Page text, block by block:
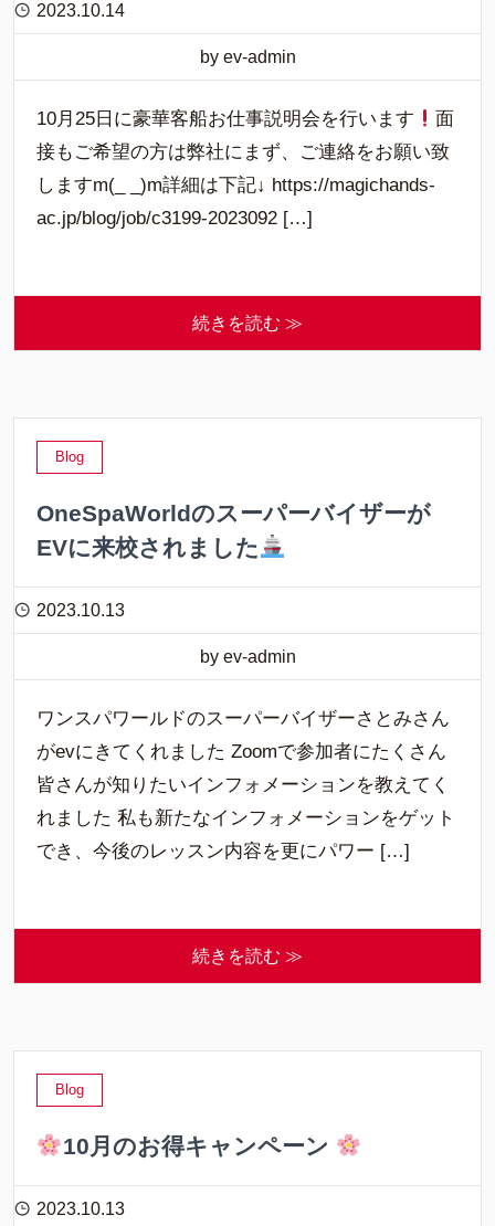
2023.10.14
by ev-admin
10月25日に豪華客船お仕事説明会を行います
面
接もご希望の方は弊社にまず、ご連絡をお願い致
しますm(_ _)m詳細は下記↓ https://magichands-
ac.jp/blog/job/c3199-2023092 […]
続きを読む ≫
Blog
OneSpaWorldのスーパーバイザーが
EVに来校されました
2023.10.13
by ev-admin
ワンスパワールドのスーパーバイザーさとみさん
がevにきてくれました Zoomで参加者にたくさん
皆さんが知りたいインフォメーションを教えてく
れました 私も新たなインフォメーションをゲット
でき、今後のレッスン内容を更にパワー […]
続きを読む ≫
Blog
10月のお得キャンペーン
2023.10.13